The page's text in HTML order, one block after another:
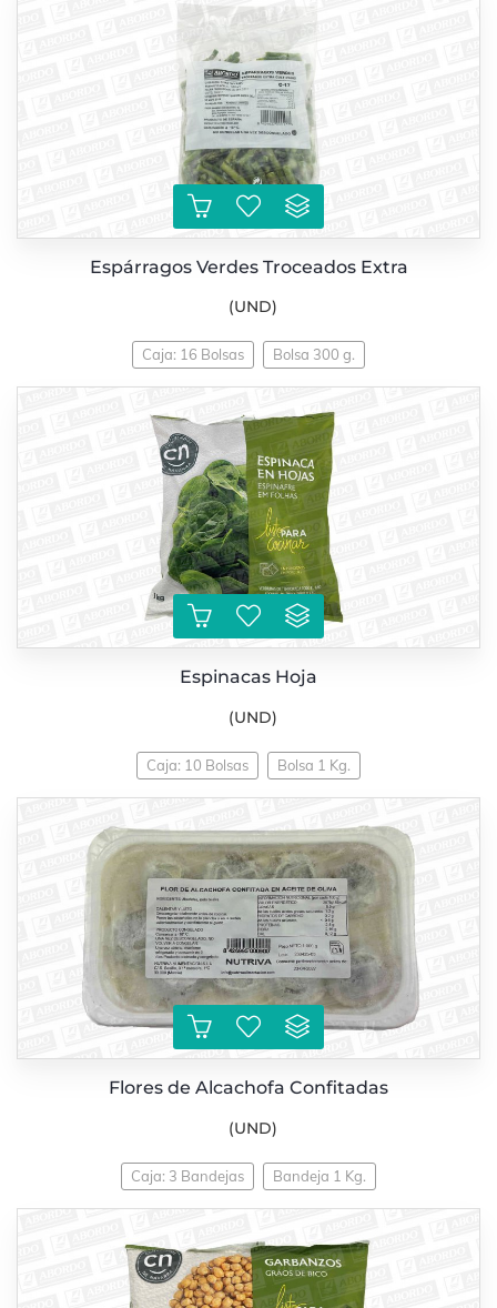
Espárragos Verdes Troceados Extra
(UND)
Caja: 16 Bolsas Bolsa 300 g.
Espinacas Hoja
(UND)
Caja: 10 Bolsas Bolsa 1 Kg.
Flores de Alcachofa Confitadas
(UND)
Caja: 3 Bandejas Bandeja 1 Kg.